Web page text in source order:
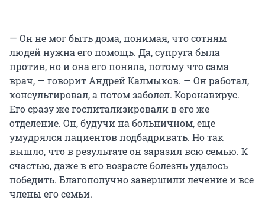
— Он не мог быть дома, понимая, что сотням
людей нужна его помощь. Да, супруга была
против, но и она его поняла, потому что сама
врач, — говорит Андрей Калмыков. — Он работал,
консультировал, а потом заболел. Коронавирус.
Его сразу же госпитализировали в его же
отделение. Он, будучи на больничном, еще
умудрялся пациентов подбадривать. Но так
вышло, что в результате он заразил всю семью. К
счастью, даже в его возрасте болезнь удалось
победить. Благополучно завершили лечение и все
члены его семьи.